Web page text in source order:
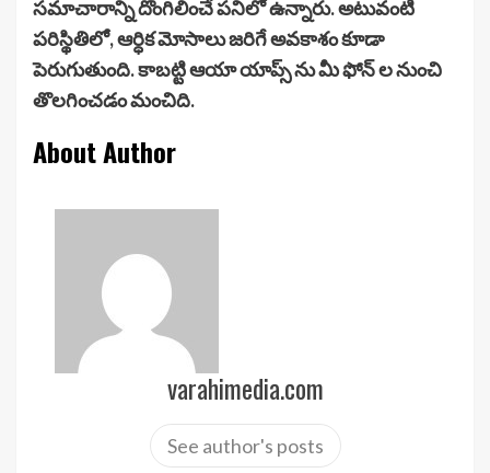
సమాచారాన్ని దొంగిలించే పనిలో ఉన్నారు. అటువంటి
పరిస్థితిలో, ఆర్ధిక మోసాలు జరిగే అవకాశం కూడా
పెరుగుతుంది. కాబట్టి ఆయా యాప్స్ ను మీ ఫోన్ ల నుంచి
తొలగించడం మంచిది.
About Author
varahimedia.com
See author's posts